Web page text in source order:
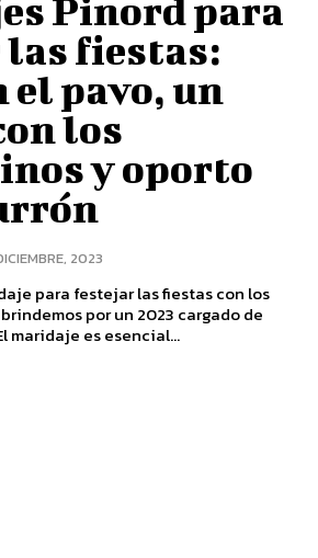
Pinord para
fiestas:
el pavo, un
los
y oporto
2023
para festejar las fiestas con los
por un 2023 cargado de
y esperanza. El maridaje es esencial...